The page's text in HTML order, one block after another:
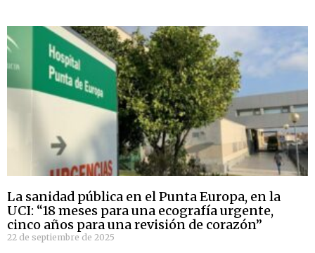
La sanidad pública en el Punta Europa, en la
UCI: “18 meses para una ecografía urgente,
cinco años para una revisión de corazón”
22 de septiembre de 2025